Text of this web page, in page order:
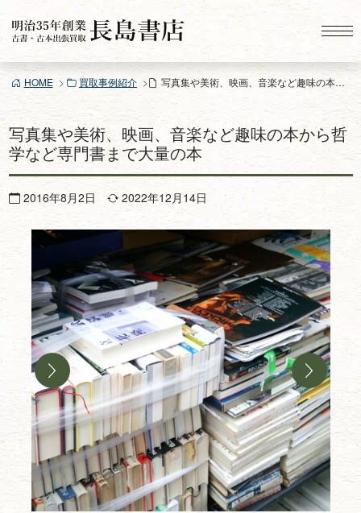
ン
ツ
ス
キ
HOME 買取事例紹介 写真集や美術、映画、音楽など趣味の本から哲学など専門書まで大量の本
写真集や美術、映画、音楽など趣味の本から哲
学など専門書まで大量の本
2016年8月2日 2022年12月14日